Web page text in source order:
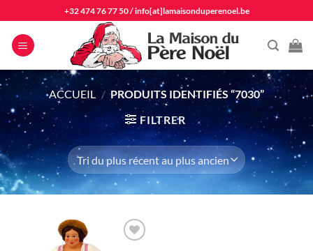
au
contenu
+32 474 76 77 50/info[at]lamaisonduperenoel.be
ACCUEIL / PRODUITS IDENTIFIÉS “7030”
FILTRER